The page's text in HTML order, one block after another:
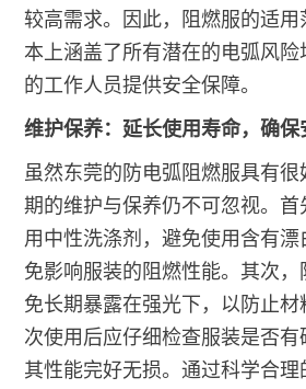
较高需求。因此，阻燃服的适
本上涵盖了所有潜在的电弧风
的工作人员提供安全保障。
维护保养：延长使用寿命，确保
虽然东莞的防电弧阻燃服具有
期的维护与保养仍不可忽视。
用中性洗涤剂，避免使用含有
免影响服装的阻燃性能。其次
免长期暴露在强光下，以防止
次使用后应仔细检查服装是否
其性能完好无损。通过科学合